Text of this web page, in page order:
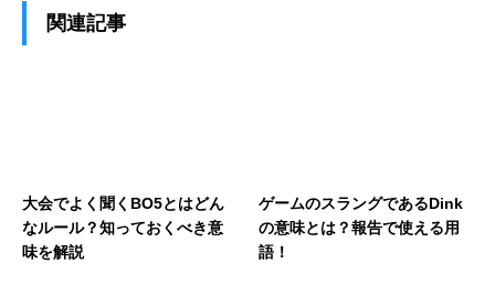
関連記事
大会でよく聞くBO5とはどん
なルール？知っておくべき意
味を解説
ゲームのスラングであるDink
の意味とは？報告で使える用
語！